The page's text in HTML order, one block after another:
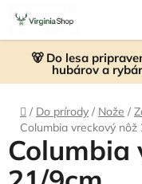
Prejsť
obsah
🐻 Do lesa
hubárov a
Domov
/ Do prírody / Nože /
Columbia vreckový nôž
Columbia